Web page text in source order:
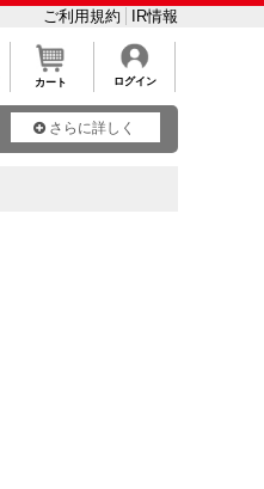
ご利用規約 IR情報
カート ログイン
さらに詳しく